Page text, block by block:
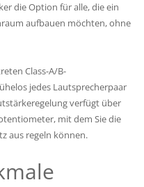
die Option für alle, die ein
aufbauen möchten, ohne
Class-A/B-
jedes Lautsprecherpaar
verfügt über
mit dem Sie die
aus regeln können.